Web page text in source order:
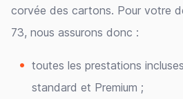
corvée des cartons. Pour votre
73, nous assurons donc :
toutes les prestations
standard et Premium ;